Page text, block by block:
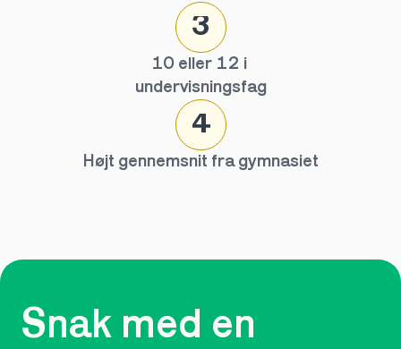
3
10 eller 12 i
undervisningsfag
4
Højt gennemsnit fra gymnasiet
Snak med en